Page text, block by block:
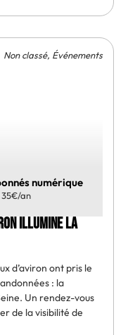
Non classé, Événements
numérique
35€/an
illumine la
d’aviron ont pris le
: la
Un rendez-vous
de la visibilité de